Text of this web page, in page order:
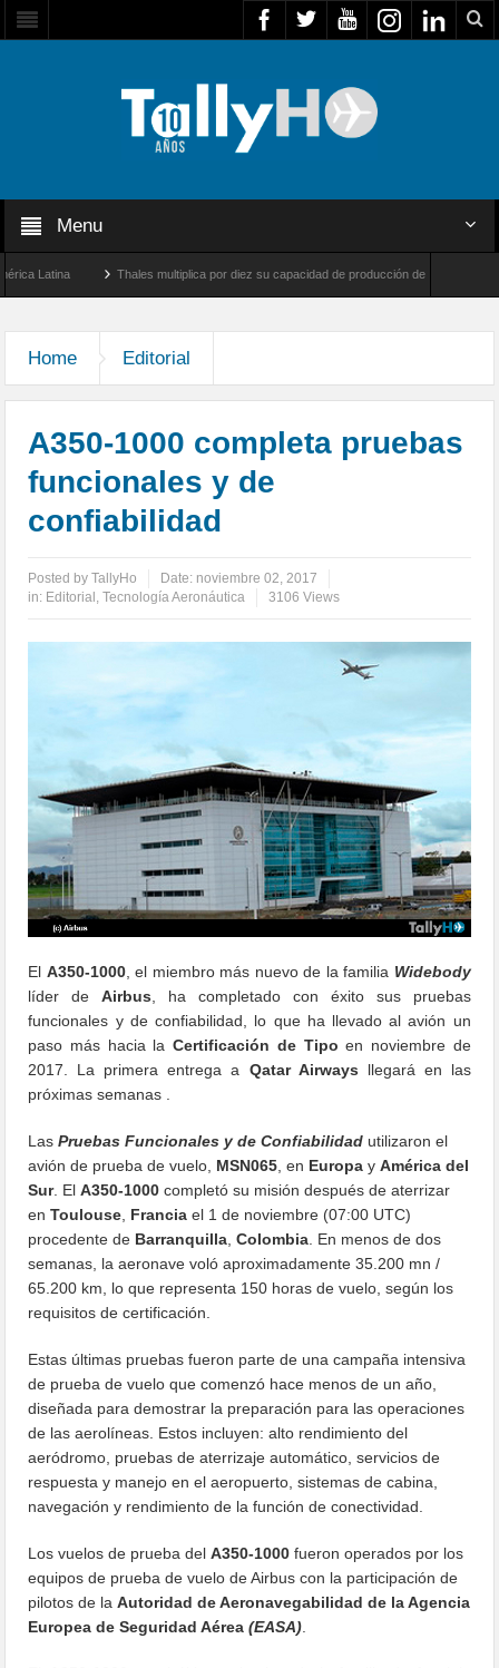
Menu
Thales multiplica por diez su capacidad de producción de radares en Brasil
Home Editorial
A350-1000 completa pruebas
funcionales y de
confiabilidad
Posted byTallyHo Date: noviembre 02, 2017
in: Editorial ,Tecnología Aeronáutica 3106 Views
El A350-1000, el miembro más nuevo de la familia Widebody
líder deAirbus , ha completado con éxito sus pruebas
funcionales y de confiabilidad, lo que ha llevado al avión un
paso más hacia laCertificación de Tipo en noviembre de
2017. La primera entrega a Qatar Airways llegará en las
próximas semanas .
LasPruebas Funcionales y de Confiabilidad utilizaron el
avión de prueba de vuelo, MSN065 , en Europa yAmérica del
Sur. ElA350-1000 completó su misión después de aterrizar
enToulouse Francia el 1 de noviembre (07:00 UTC)
procedente de Barranquilla ,Colombia . En menos de dos
semanas, la aeronave voló aproximadamente 35.200 mn /
65.200 km, lo que representa 150 horas de vuelo, según los
requisitos de certificación.
Estas últimas pruebas fueron parte de una campaña intensiva
de prueba de vuelo que comenzó hace menos de un año,
diseñada para demostrar la preparación para las operaciones
de las aerolíneas. Estos incluyen: alto rendimiento del
aeródromo, pruebas de aterrizaje automático, servicios de
respuesta y manejo en el aeropuerto, sistemas de cabina,
navegación y rendimiento de la función de conectividad.
Los vuelos de prueba delA350-1000 fueron operados por los
equipos de prueba de vuelo de Airbus con la participación de
pilotos de laAutoridad de Aeronavegabilidad de la Agencia
Europea de Seguridad Aérea(EASA)